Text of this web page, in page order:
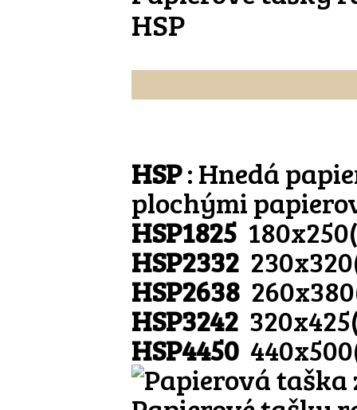
HSP
HSP: Hnedá
plochými
HSP1825
HSP2332
HSP2638
HSP3242
HSP4450